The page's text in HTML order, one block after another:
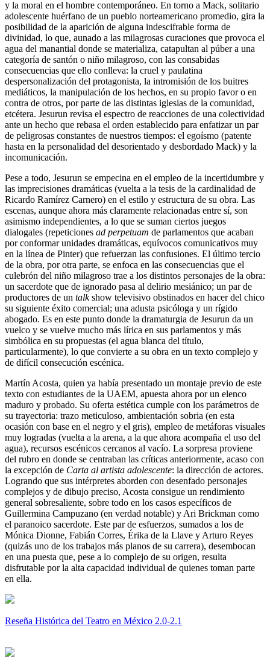
y la moral en el hombre contemporáneo. En torno a Mack, solitario
adolescente huérfano de un pueblo norteamericano promedio, gira la
posibilidad de la aparición de alguna indescifrable forma de
divinidad, lo que, aunado a las milagrosas curaciones que provoca el
agua del manantial donde se materializa, catapultan al púber a una
categoría de santón o niño milagroso, con las consabidas
consecuencias que ello conlleva: la cruel y paulatina
despersonalización del protagonista, la intromisión de los buitres
mediáticos, la manipulación de los hechos, en su propio favor o en
contra de otros, por parte de las distintas iglesias de la comunidad,
etcétera. Jesurun revisa el espectro de reacciones de una colectividad
ante un hecho que rebasa el orden establecido para enfatizar un par
de peligrosas constantes de nuestros tiempos: el egoísmo (patente
hasta en la personalidad del desorientado y desbordado Mack) y la
incomunicación.
Pese a todo, Jesurun se empecina en el empleo de la incertidumbre y
las imprecisiones dramáticas (vuelta a la tesis de la cardinalidad de
Ricardo Ramírez Carnero) en el estilo y estructura de su obra. Las
escenas, aunque ahora más claramente relacionadas entre sí, son
asimismo independientes, a lo que se suman ciertos juegos
dialogales (repeticiones ad perpetuam de parlamentos que acaban
por conformar unidades dramáticas, equívocos comunicativos muy
en la línea de Pinter) que refuerzan las confusiones. El último tercio
de la obra, por otra parte, se enfoca en las consecuencias que el
culebrón del niño milagroso trae a los distintos personajes de la obra:
un sacerdote que de ignorado pasa al delirio mesiánico; un par de
productores de un talkshow televisivo obstinados en hacer del chico
su siguiente éxito comercial; una adusta psicóloga y un rígido
abogado. Es en este punto donde la dramaturgia de Jesurun da un
vuelco y se vuelve mucho más lírica en sus parlamentos y más
simbólica en su propuestas (el agua blanca del título,
particularmente), lo que convierte a su obra en un texto complejo y
de difícil consecución escénica.
Martín Acosta, quien ya había presentado un montaje previo de este
texto con estudiantes de la UAEM, apuesta ahora por un elenco
maduro y probado. Su oferta estética cumple con los parámetros de
su trayectoria: trazo meticuloso, ambientación sobria (en esta
ocasión con base en el negro y el gris), empleo de metáforas visuales
muy logradas (vuelta a la arena, a la que ahora acompaña el uso del
agua), recursos escénicos cercanos al vacío. La sorpresa proviene
del rubro en donde se centraban las críticas anteriormente, acaso con
la excepción de Carta al artista adolescente: la dirección de actores.
Logrando que sus intérpretes aborden con desenfado personajes
complejos y de dibujo preciso, Acosta consigue un rendimiento
general sobresaliente, sobre todo en los casos específicos de
Guillermina Campuzano (en verdad notable) y Ari Brickman como
el paranoico sacerdote. Este par de esfuerzos, sumados a los de
Mónica Dionne, Fabián Corres, Érika de la Llave y Arturo Reyes
(quizás uno de los trabajos más planos de su carrera), desembocan
en una puesta que, pese a lo complejo de su origen, resulta
disfrutable por la alta capacidad individual de quienes toman parte
en ella.
Reseña Histórica del Teatro en México 2.0-2.1